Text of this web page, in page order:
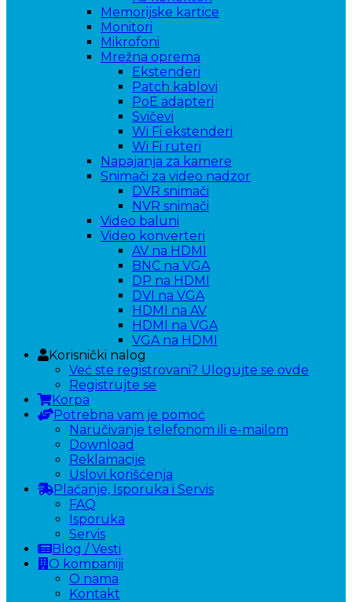
Memorijske kartice
Monitori
Mikrofoni
Mrežna oprema
Ekstenderi
Patch kablovi
PoE adapteri
Svičevi
Wi Fi ekstenderi
Wi Fi ruteri
Napajanja za kamere
Snimači za video nadzor
DVR snimači
NVR snimači
Video baluni
Video konverteri
AV na HDMI
BNC na VGA
DP na HDMI
DVI na VGA
HDMI na AV
HDMI na VGA
VGA na HDMI
Korisnički nalog
Već ste registrovani? Ulogujte se ovde
Registrujte se
Korpa
Potrebna vam je pomoć
Naručivanje telefonom ili e-mailom
Download
Reklamacije
Uslovi korišćenja
Plaćanje, Isporuka i Servis
FAQ
Isporuka
Servis
Blog / Vesti
O kompaniji
O nama
Kontakt